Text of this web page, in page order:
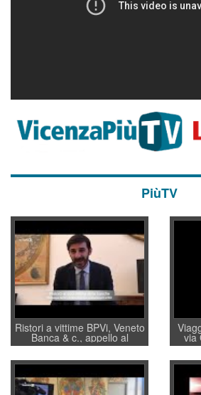
PiùTV
Ristori a vittime BPVi, Veneto
Banca & c., appello al
sottosegretario Alessio
Villarosa: per mettere ordine
convochi con Di Maio CNCU
a supporto della cabina di
regia al Mef
via